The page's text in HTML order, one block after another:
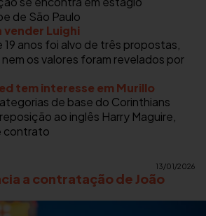
de São Paulo
Luighi
anos foi alvo de três propostas,
os valores foram revelados por
tem interesse em Murillo
de base do Corinthians
ao inglês Harry Maguire,
contrato
13/01/2026
a contratação de João